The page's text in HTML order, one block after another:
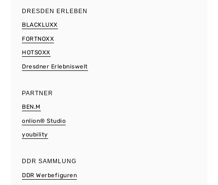
DRESDEN ERLEBEN
BLACKLUXX
FORTNOXX
HOTSOXX
Dresdner Erlebniswelt
PARTNER
BEN.M
onlion® Studio
youbility
DDR SAMMLUNG
DDR Werbefiguren